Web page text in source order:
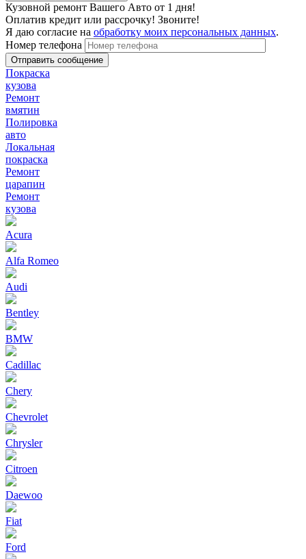
Кузовной ремонт Вашего Авто от 1 дня!
Оплатив кредит или рассрочку! Звоните!
Я даю согласие на обработку моих персональных данных.
Номер телефона
Покраска
кузова
Ремонт
вмятин
Полировка
авто
Локальная
покраска
Ремонт
царапин
Ремонт
кузова
Acura
Alfa Romeo
Audi
Bentley
BMW
Cadillac
Chery
Chevrolet
Chrysler
Citroen
Daewoo
Fiat
Ford